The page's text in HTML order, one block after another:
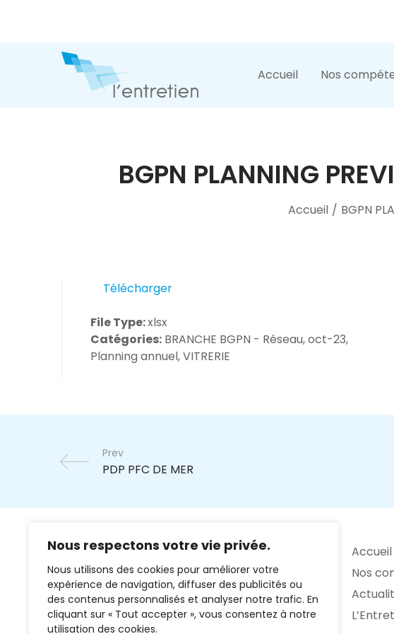
Nous respectons votre vie privée.
Nous utilisons des cookies pour améliorer votre
expérience de navigation, diffuser des publicités ou
des contenus personnalisés et analyser notre trafic. En
cliquant sur « Tout accepter », vous consentez à notre
utilisation des cookies.
Accueil Nos
BGPN PLANNING
Accueil / BGPN
Télécharger
File Type:xlsx
Catégories: BRANCHE BGPN - Réseau, oct-23,
Planning annuel, VITRERIE
Prev
02 37 38 00 78
Accueil
Nos